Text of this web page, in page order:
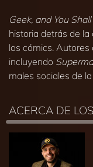
Geek, and You
historia detrás de
los cómics. Autores
incluyendo
males sociales de
ACERCA DE